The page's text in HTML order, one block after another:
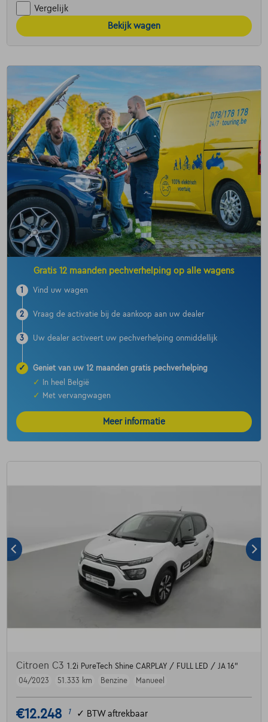
Vergelijk
Bekijk wagen
Gratis 12 maanden pechverhelping op alle wagens
1 Vind uw wagen
2 Vraag de activatie bij de aankoop aan uw dealer
3 Uw dealer activeert uw pechverhelping onmiddellijk
✓
Geniet van uw 12 maanden gratis pechverhelping
✓
In heel België
✓
Met vervangwagen
Meer informatie
Citroen C3 1.2i PureTech Shine CARPLAY / FULL LED / JA 16"
04/2023
51.333 km Benzine Manueel
€12.248 1 ✓ BTW aftrekbaar